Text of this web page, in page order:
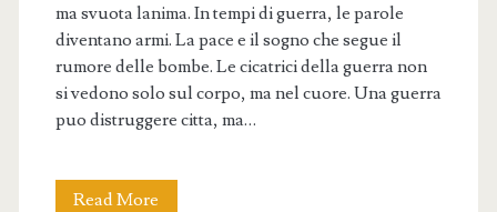
ma svuota lanima. In tempi di guerra, le parole
diventano armi. La pace e il sogno che segue il
rumore delle bombe. Le cicatrici della guerra non
si vedono solo sul corpo, ma nel cuore. Una guerra
puo distruggere citta, ma…
Read More